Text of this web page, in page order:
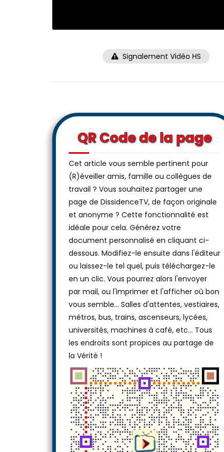
Signalement Vidéo HS
QR Code de la page
Cet article vous semble pertinent pour
(R)éveiller amis, famille ou collègues de
travail ? Vous souhaitez partager une
page de DissidenceTV, de façon originale
et anonyme ? Cette fonctionnalité est
idéale pour cela. Générez votre
document personnalisé en cliquant ci-
dessous. Modifiez-le ensuite dans l'éditeur
ou laissez-le tel quel, puis téléchargez-le
en un clic. Vous pourrez alors l'envoyer
par mail, ou l'imprimer et l'afficher où bon
vous semble… Salles d'attentes, vestiaires,
métros, bus, trains, ascenseurs, lycées,
universités, machines à café, etc... Tous
les endroits sont propices au partage de
la Vérité !